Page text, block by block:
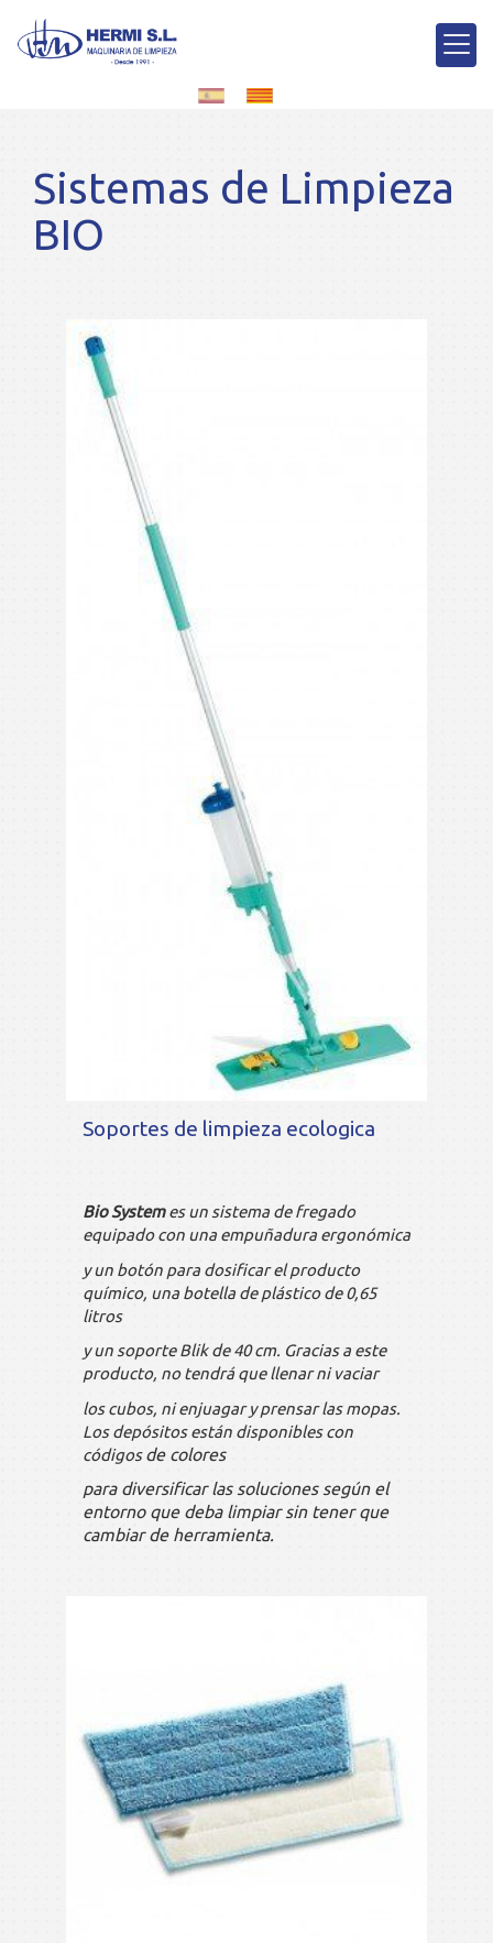
Sistemas de Limpieza
BIO
Soportes de limpieza ecologica
Bio Systemes un sistema de fregado
equipado con una empuñadura ergonómica
y un botón para dosificar el producto
químico, una botella de plástico de 0,65
litros
y un soporte Blik de 40 cm. Gracias a este
producto, no tendrá que llenar ni vaciar
los cubos, ni enjuagar y prensar las mopas.
Los depósitos están disponibles con
códigosde colores
para diversificar las soluciones según el
entorno que deba limpiar sin tener que
cambiar de herramienta.